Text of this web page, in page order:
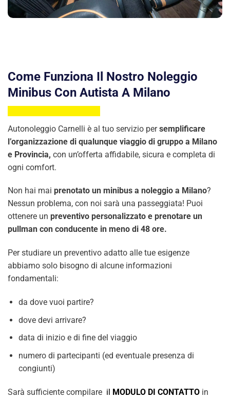
Come Funziona Il Nostro Noleggio
Minibus Con Autista A Milano
Autonoleggio Carnelli è al tuo servizio persemplificare
l’organizzazione di qualunque viaggio di gruppo a Milano
e Provincia, con un’offerta affidabile, sicura e completa di
ogni comfort.
Non hai mai prenotato un minibus a noleggio a Milano?
Nessun problema, con noi sarà una passeggiata! Puoi
ottenere un preventivo personalizzato e prenotare un
pullman con conducente in meno di 48 ore.
Per studiare un preventivo adatto alle tue esigenze
abbiamo solo bisogno di alcune informazioni
fondamentali:
da dove vuoi partire?
dove devi arrivare?
data di inizio e di fine del viaggio
numero di partecipanti (ed eventuale presenza di
congiunti)
Sarà sufficiente compilare il MODULO DI CONTATTO in